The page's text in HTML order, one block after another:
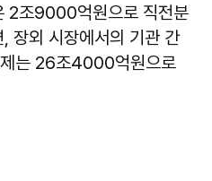
2조9000억원으로 직전분
장외 시장에서의 기관 간
는 26조4000억원으로